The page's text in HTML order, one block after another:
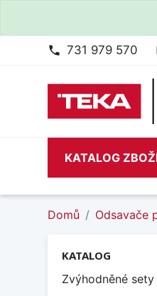
phone 731 979 570
KATALOG
Domů Odsavače
KATALOG
Zvýhodněné sety